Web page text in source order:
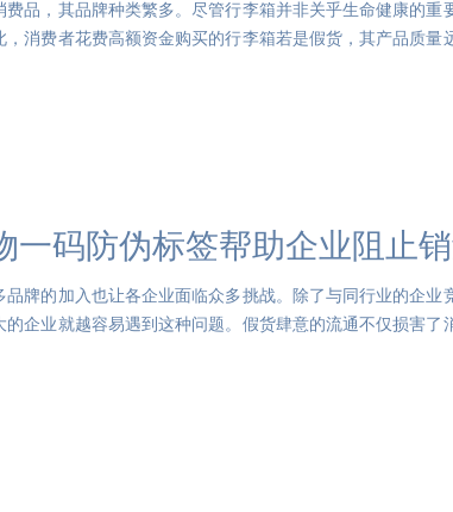
品，其品牌种类繁多。尽管行李箱并非关乎生命健康的重
消费者花费高额资金购买的行李箱若是假货，其产品质量
一码防伪标签帮助企业阻止
牌的加入也让各企业面临众多挑战。除了与同行业的企业
企业就越容易遇到这种问题。假货肆意的流通不仅损害了